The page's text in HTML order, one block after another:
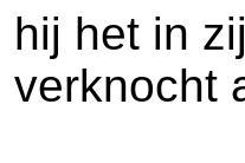
hij het in
verknocht